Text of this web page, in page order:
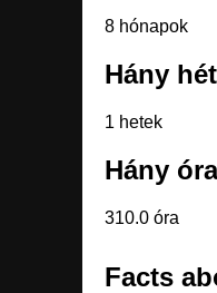
8 hónapok
Hány
1 hetek
Hány
310.0 óra
Facts